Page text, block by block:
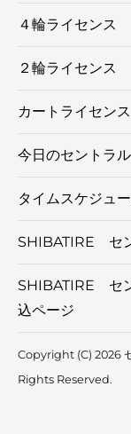
４輪ライセンス
２輪ライセンス
カートライセンス
今日のセントラル
タイムスケジュ
SHIBATIRE セ
SHIBATIRE セ
込ページ
Copyright (C) 2026
Rights Reserved.